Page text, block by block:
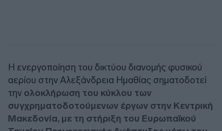
Η ενεργοποίηση του δικτύου διανομής φυσικού
αερίου στην Αλεξάνδρεια Ημαθίας σηματοδοτεί
την ολοκλήρωση του κύκλου των
συγχρηματοδοτούμενων έργων στην Κεντρική
Μακεδονία, με τη στήριξη του Ευρωπαϊκού